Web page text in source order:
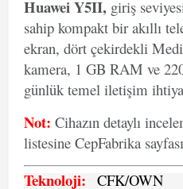
Huawei Y5II, giriş
sahip kompakt bir akıllı
ekran, dört çekirdekli
kamera, 1 GB RAM ve
günlük temel iletişim
Not: Cihazın detaylı
listesine CepFabrika
Teknoloji: CFK/OWN